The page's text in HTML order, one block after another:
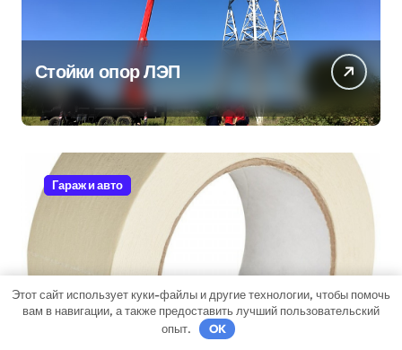
Стойки опор ЛЭП
Гараж и авто
Малярный скотч: Ваш
незаменимый помощник при
Этот сайт использует куки-файлы и другие технологии, чтобы помочь
вам в навигации, а также предоставить лучший пользовательский
опыт.
OK